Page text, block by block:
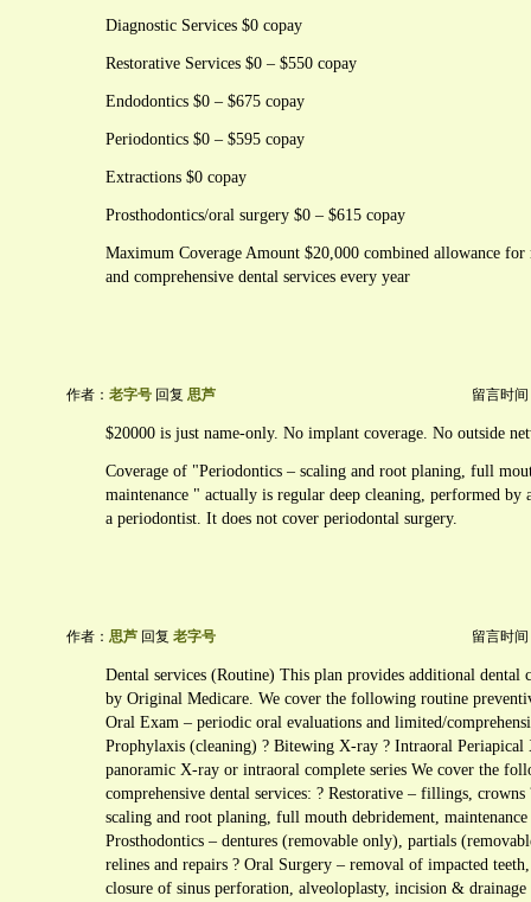
Diagnostic Services $0 copay
Restorative Services $0 – $550 copay
Endodontics $0 – $675 copay
Periodontics $0 – $595 copay
Extractions $0 copay
Prosthodontics/oral surgery $0 – $615 copay
Maximum Coverage Amount $20,000 combined allowance
and comprehensive dental services every year
作者： 老字号 回复 思芦 留言时间
$20000 is just name-only. No implant coverage. No outside
Coverage of "Periodontics – scaling and root planing, full
maintenance " actually is regular deep cleaning, performed by
a periodontist. It does not cover periodontal surgery.
作者： 思芦 回复 老字号 留言时间
Dental services (Routine) This plan provides additional dental
by Original Medicare. We cover the following routine
Oral Exam – periodic oral evaluations and limited/
Prophylaxis (cleaning) ? Bitewing X-ray ? Intraoral
panoramic X-ray or intraoral complete series We cover the
comprehensive dental services: ? Restorative – fillings, crowns
scaling and root planing, full mouth debridement,
Prosthodontics – dentures (removable only), partials
relines and repairs ? Oral Surgery – removal of impacted
closure of sinus perforation, alveoloplasty, incision & drainage